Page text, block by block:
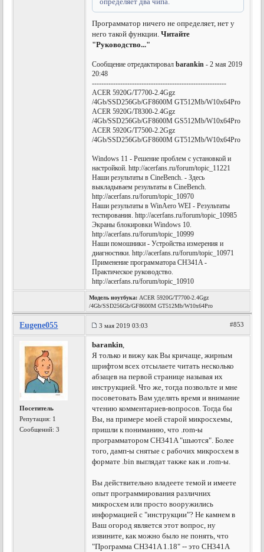
Программатор ничего не определяет, нет у
него такой функции.Читайте
"Руководство..."
Сообщение отредактировалbarankin - 2 мая 2019
20:48
---------------------------------------------------------
ACER 5920G/T7700-2.4Ggz
/4Gb/SSD256Gb/GF8600M GT512Mb/W10x64Pro
ACER 5920G/T8300-2.4Ggz
/4Gb/SSD256Gb/GF8600M GS512Mb/W10x64Pro
ACER 5920G/T7500-2.2Ggz
/4Gb/SSD256Gb/GF8600M GT512Mb/W10x64Pro
Windows 11 - Решение проблем с установкой и
настройкой. http://acerfans.ru/forum/topic_11221
Наши результаты в CineBench. - Здесь
выкладываем результаты в CineBench.
http://acerfans.ru/forum/topic_10970
Наши результаты в WinAero WEI - Результаты
тестирования. http://acerfans.ru/forum/topic_10985
Экраны блокировки Windows 10.
http://acerfans.ru/forum/topic_10999
Наши помошники - Устройства измерения и
диагностики. http://acerfans.ru/forum/topic_10971
Применение программатора CH341A -
Практическое руководство.
http://acerfans.ru/forum/topic_10910
Модель ноутбука: ACER 5920G/T7700-2.4Ggz
/4Gb/SSD256Gb/GF8600M GT512Mb/W10x64Pro
Eugene055 3 мая 2019 03:03 #853
Посетитель
Репутация: 1
Сообщений: 3
barankin,
Я только и вижу как Вы кричаще, жирным
шрифтом всех отсылаете читать несколько
абзацев на первой странице называя их
инструкцией. Что же, тогда позвольте и мне
посоветовать Вам уделять время и внимание
чтению комментариев-вопросов. Тогда бы
Вы, на примере моей старой микросхемы,
пришли к пониманию, что .rom-ы
программатором CH341A "шьются". Более
того, дамп-ы снятые с рабочих микросхем в
формате .bin выглядат также как и .rom-ы.
Вы действительно владеете темой и имеете
опыт программирования различних
микросхем или просто вооружились
информацией с "инструкции"? Не камнем в
Ваш огород является этот вопрос, ну
извините, как можно было не понять, что
"Программа CH341A 1.18" -- это CH341A